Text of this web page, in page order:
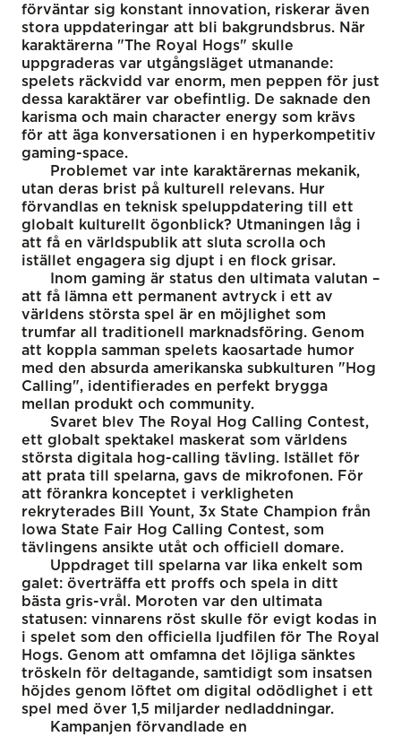
förväntar sig konstant innovation, riskerar även
stora uppdateringar att bli bakgrundsbrus. När
karaktärerna "The Royal Hogs" skulle
uppgraderas var utgångsläget utmanande:
spelets räckvidd var enorm, men peppen för just
dessa karaktärer var obefintlig. De saknade den
karisma och main character energy som krävs
för att äga konversationen i en hyperkompetitiv
gaming-space.
Problemet var inte karaktärernas mekanik,
utan deras brist på kulturell relevans. Hur
förvandlas en teknisk speluppdatering till ett
globalt kulturellt ögonblick? Utmaningen låg i
att få en världspublik att sluta scrolla och
istället engagera sig djupt i en flock grisar.
Inom gaming är status den ultimata valutan –
att få lämna ett permanent avtryck i ett av
världens största spel är en möjlighet som
trumfar all traditionell marknadsföring. Genom
att koppla samman spelets kaosartade humor
med den absurda amerikanska subkulturen "Hog
Calling", identifierades en perfekt brygga
mellan produkt och community.
Svaret blev The Royal Hog Calling Contest,
ett globalt spektakel maskerat som världens
största digitala hog-calling tävling. Istället för
att prata till spelarna, gavs de mikrofonen. För
att förankra konceptet i verkligheten
rekryterades Bill Yount, 3x State Champion från
Iowa State Fair Hog Calling Contest, som
tävlingens ansikte utåt och officiell domare.
Uppdraget till spelarna var lika enkelt som
galet: överträffa ett proffs och spela in ditt
bästa gris-vrål. Moroten var den ultimata
statusen: vinnarens röst skulle för evigt kodas in
i spelet som den officiella ljudfilen för The Royal
Hogs. Genom att omfamna det löjliga sänktes
tröskeln för deltagande, samtidigt som insatsen
höjdes genom löftet om digital odödlighet i ett
spel med över 1,5 miljarder nedladdningar.
Kampanjen förvandlade en